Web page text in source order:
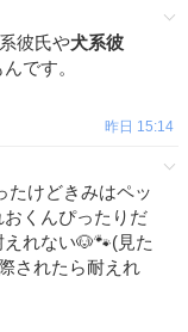
彼氏や犬系彼
です。
昨日 15:14
たけどきみはペッ
おくんぴったりだ
れない🐶🐾(見た
されたら耐えれ